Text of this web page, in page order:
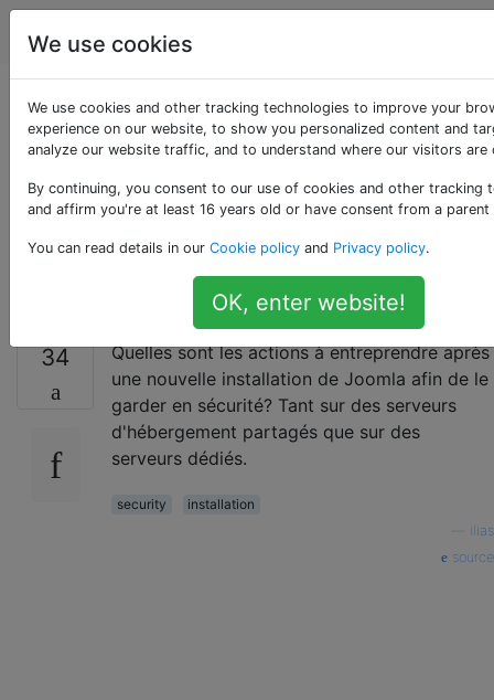
Joomla
Comment sécuriser
une nouvelle
installation de
34
Quelles sont les actions à entreprendre après
une nouvelle installation de Joomla afin de le
garder en sécurité? Tant sur des serveurs
d'hébergement partagés que sur des
serveurs dédiés.
security
installation
ilias
source
We use cookies
We use cookies and other tracking technologies to improve your
experience on our website, to show you personalized content and
analyze our website traffic, and to understand where our visitors are
By continuing, you consent to our use of cookies and other tracking
and affirm you're at least 16 years old or have consent from a parent
You can read details in our Cookie policy and Privacy policy.
OK, enter website!